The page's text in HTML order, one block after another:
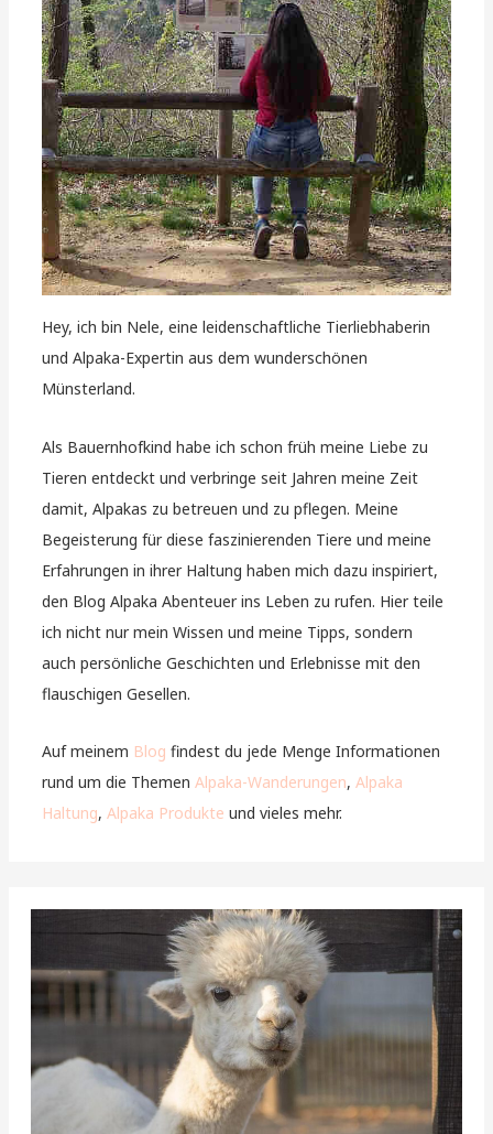
Hey, ich bin Nele, eine leidenschaftliche Tierliebhaberin
und Alpaka-Expertin aus dem wunderschönen
Münsterland.
Als Bauernhofkind habe ich schon früh meine Liebe zu
Tieren entdeckt und verbringe seit Jahren meine Zeit
damit, Alpakas zu betreuen und zu pflegen. Meine
Begeisterung für diese faszinierenden Tiere und meine
Erfahrungen in ihrer Haltung haben mich dazu inspiriert,
den Blog Alpaka Abenteuer ins Leben zu rufen. Hier teile
ich nicht nur mein Wissen und meine Tipps, sondern
auch persönliche Geschichten und Erlebnisse mit den
flauschigen Gesellen.
Auf meinem Blog findest du jede Menge Informationen
rund um die ThemenAlpaka-Wanderungen,Alpaka
Haltung,Alpaka Produkte und vieles mehr.